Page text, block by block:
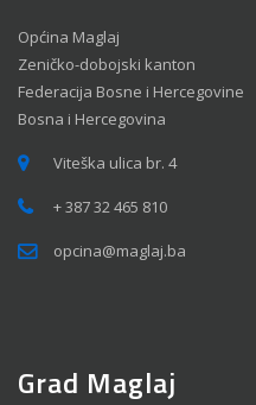
Općina Maglaj
Zeničko-dobojski kanton
Federacija Bosne i Hercegovine
Bosna i Hercegovina
Viteška ulica br. 4
+ 387 32 465 810
opcina@maglaj.ba
Grad Maglaj